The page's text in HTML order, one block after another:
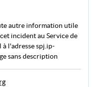
autre information utile
incident au Service de
l'adresse spj.ip-